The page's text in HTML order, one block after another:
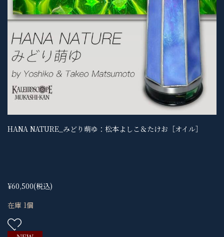
HANA NATURE_みどり萌ゆ：松本よしこ＆たけお［オイル］
¥60,500(税込)
在庫 1個